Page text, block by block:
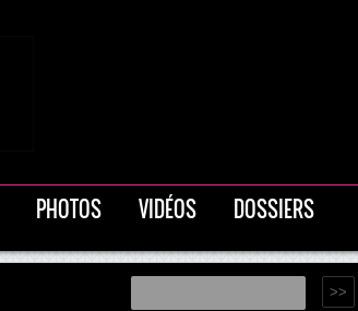
PHOTOS VIDÉOS DOSSIERS